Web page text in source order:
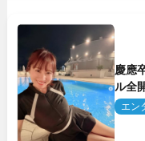
慶應
ル全
エン